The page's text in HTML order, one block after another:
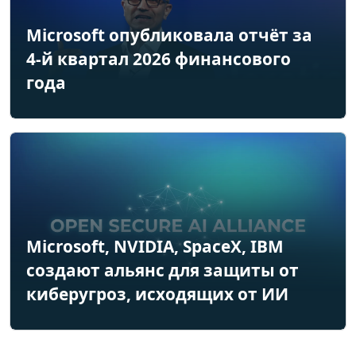
Microsoft опубликовала отчёт за
4-й квартал 2026 финансового
года
Microsoft, NVIDIA, SpaceX, IBM
создают альянс для защиты от
киберугроз, исходящих от ИИ